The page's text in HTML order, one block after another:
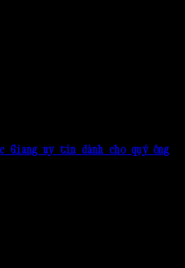
Giang uy tín dành cho quý ông